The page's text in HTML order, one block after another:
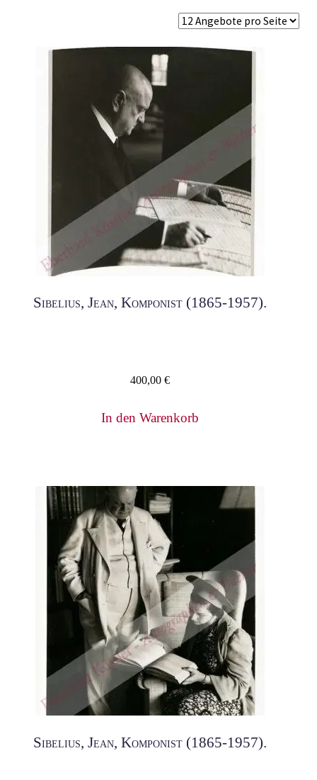
sortiert:
Sibelius, Jean, Komponist (1865-1957).
400,00 €
In den Warenkorb
Sibelius, Jean, Komponist (1865-1957).